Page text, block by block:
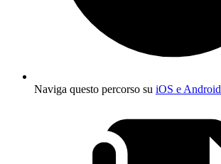
Naviga questo percorso su iOS e Android